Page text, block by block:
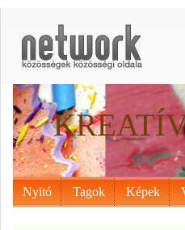
Nyitó Tagok Képek